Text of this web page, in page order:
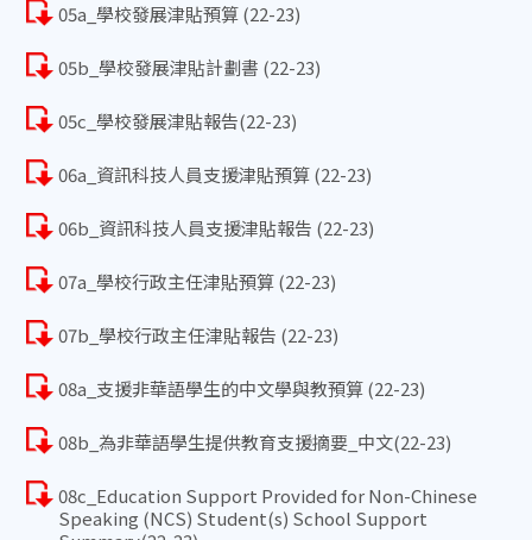
05a_學校發展津貼預算 (22-23)
05b_學校發展津貼計劃書 (22-23)
05c_學校發展津貼報告(22-23)
06a_資訊科技人員支援津貼預算 (22-23)
06b_資訊科技人員支援津貼報告 (22-23)
07a_學校行政主任津貼預算 (22-23)
07b_學校行政主任津貼報告 (22-23)
08a_支援非華語學生的中文學與教預算 (22-23)
08b_為非華語學生提供教育支援摘要_中文(22-23)
08c_Education Support Provided for Non-Chinese
Speaking (NCS) Student(s) School Support